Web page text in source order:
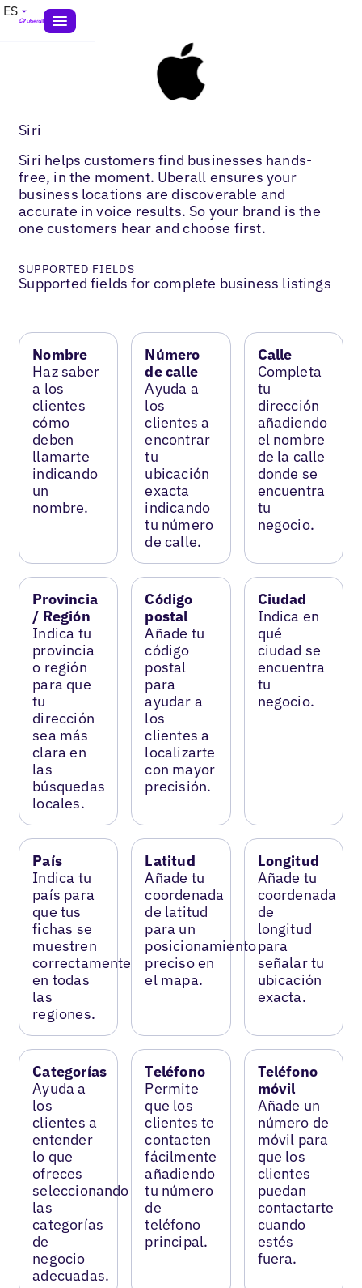
ES
Siri
Siri helps customers find businesses hands-
free, in the moment. Uberall ensures your
business locations are discoverable and
accurate in voice results. So your brand is the
one customers hear and choose first.
SUPPORTED FIELDS
Supported fields for complete business listings
Nombre
Haz saber
a los
clientes
cómo
deben
llamarte
indicando
un
nombre.
Número
de calle
Ayuda a
los
clientes a
encontrar
tu
ubicación
exacta
indicando
tu número
de calle.
Calle
Completa
tu
dirección
añadiendo
el nombre
de la calle
donde se
encuentra
tu
negocio.
Provincia
/ Región
Indica tu
provincia
o región
para que
tu
dirección
sea más
clara en
las
búsquedas
locales.
Código
postal
Añade tu
código
postal
para
ayudar a
los
clientes a
localizarte
con mayor
precisión.
Ciudad
Indica en
qué
ciudad se
encuentra
tu
negocio.
País
Indica tu
país para
que tus
fichas se
muestren
correctamente
en todas
las
regiones.
Latitud
Añade tu
coordenada
de latitud
para un
posicionamiento
preciso en
el mapa.
Longitud
Añade tu
coordenada
de
longitud
para
señalar tu
ubicación
exacta.
Categorías
Ayuda a
los
clientes a
entender
lo que
ofreces
seleccionando
las
categorías
de
negocio
adecuadas.
Teléfono
Permite
que los
clientes te
contacten
fácilmente
añadiendo
tu número
de
teléfono
principal.
Teléfono
móvil
Añade un
número de
móvil para
que los
clientes
puedan
contactarte
cuando
estés
fuera.